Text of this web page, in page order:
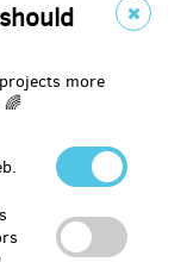
more
🌈
PRO 2
budou mít možnost
Našim cílem je totiž
bez výjimek.